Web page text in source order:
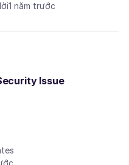
1 năm trước
Issue